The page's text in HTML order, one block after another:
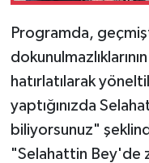
Programda,
hatırlatılarak
yaptığınızda
biliyorsunuz"
"Selahattin Bey'de